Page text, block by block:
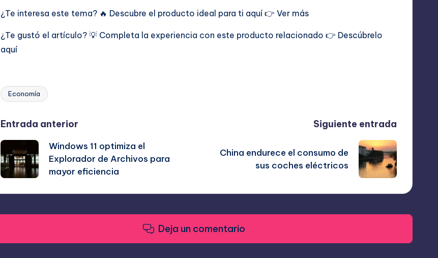
¿Te interesa este tema? 🔥 Descubre el producto ideal para ti aquí 👉Ver más
¿Te gustó el artículo? 💡 Completa la experiencia con este producto relacionado 👉 Descúbrelo
aquí
Etiquetas:
Economía
Navegación
de
entradas
Entrada anterior
Windows 11 optimiza el
Explorador de Archivos para
mayor eficiencia
Siguiente entrada
China endurece el consumo de
sus coches eléctricos
Deja un comentario